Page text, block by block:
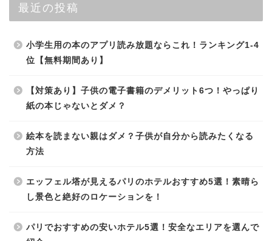
最近の投稿
小学生用の本のアプリ読み放題ならこれ！ランキング1-4
位【無料期間あり】
【対策あり】子供の電子書籍のデメリット6つ！やっぱり
紙の本じゃないとダメ？
絵本を読まない親はダメ？子供が自分から読みたくなる
方法
エッフェル塔が見えるパリのホテルおすすめ5選！素晴ら
し景色と絶好のロケーションを！
パリでおすすめの安いホテル5選！安全なエリアを選んで